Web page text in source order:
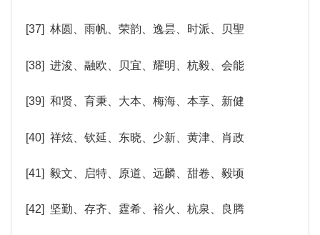
[37] 林圆、雨帆、荣韵、逸昙、时派、贝聖
[38] 进浚、融欧、贝宜、耀明、杭毅、会能
[39] 和贤、育秉、大本、梅海、本享、新健
[40] 祥炫、钦延、东晓、少新、黄津、肖政
[41] 毅文、启特、原道、远麟、甜卷、毅顷
[42] 坚勤、存齐、霆希、裕火、杭泉、良腾